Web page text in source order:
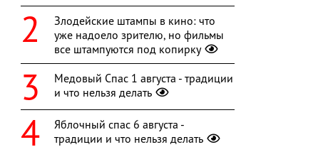
Злодейские штампы в кино: что
уже надоело зрителю, но фильмы
все штампуются под копирку
Медовый Спас 1 августа - традиции
и что нельзя делать
Яблочный спас 6 августа -
традиции и что нельзя делать